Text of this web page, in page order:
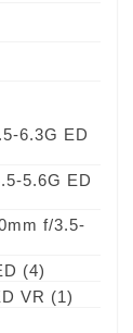
6.3G ED
5.6G ED
f/3.5-
(4)
VR (1)